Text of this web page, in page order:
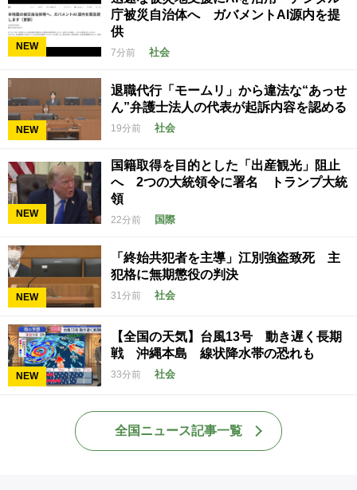
NEW
庁被災自治体へ ガバメントAI源内を提
供
7分前 社会
NEW
退職代行「モームリ」から違法な“あっせ
ん”弁護士法人の代表が起訴内容を認める
19分前 社会
NEW
国籍取得を目的とした「出産観光」阻止
へ 2つの大統領令に署名 トランプ大統
領
22分前 国際
NEW
「終始共犯者を主導」江別強盗致死 主
犯格に無期懲役の判決
31分前 社会
NEW
【全国の天気】台風13号 動き遅く長期
戦 沖縄本島 線状降水帯の恐れも
33分前 社会
全国ニュース記事一覧